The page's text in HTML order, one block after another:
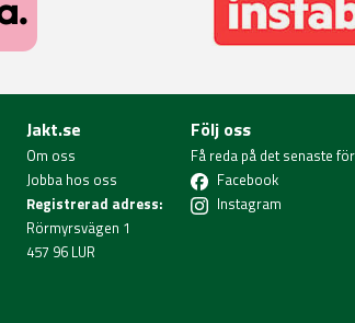
Jakt.se
Om oss
Jobba hos oss
Registrerad adress:
Rörmyrsvägen 1
457 96 LUR
Följ oss
Få reda på det senaste
Facebook
Instagram